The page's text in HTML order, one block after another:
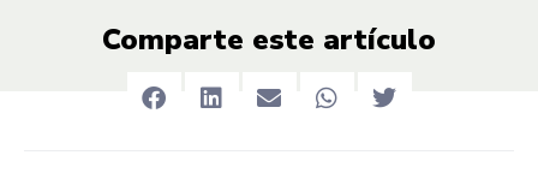
Comparte este artículo